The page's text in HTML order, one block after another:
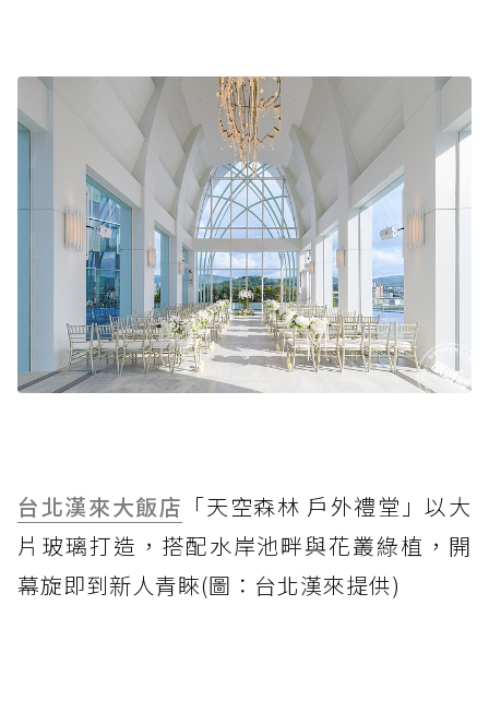
台北漢來大飯店 「天空森林 戶外禮堂」以大
片玻璃打造，搭配水岸池畔與花叢綠植，開
幕旋即到新人青睞(圖：台北漢來提供)